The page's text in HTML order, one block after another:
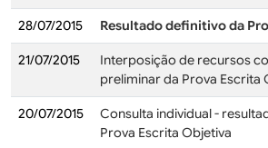
28/07/2015 Resultado definitivo da
21/07/2015
Interposição de recursos
preliminar da Prova Escrita
20/07/2015
Consulta individual -
Prova Escrita Objetiva